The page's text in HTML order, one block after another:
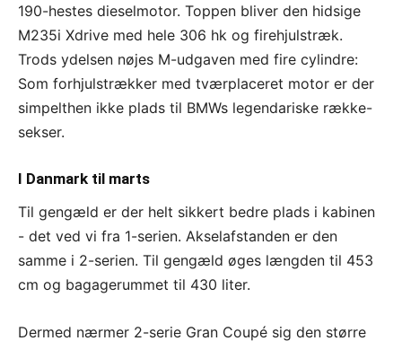
190-hestes dieselmotor. Toppen bliver den hidsige
M235i Xdrive med hele 306 hk og firehjulstræk.
Trods ydelsen nøjes M-udgaven med fire cylindre:
Som forhjulstrækker med tværplaceret motor er der
simpelthen ikke plads til BMWs legendariske række-
sekser.
I Danmark til marts
Til gengæld er der helt sikkert bedre plads i kabinen
- det ved vi fra 1-serien. Akselafstanden er den
samme i 2-serien. Til gengæld øges længden til 453
cm og bagagerummet til 430 liter.
Dermed nærmer 2-serie Gran Coupé sig den større